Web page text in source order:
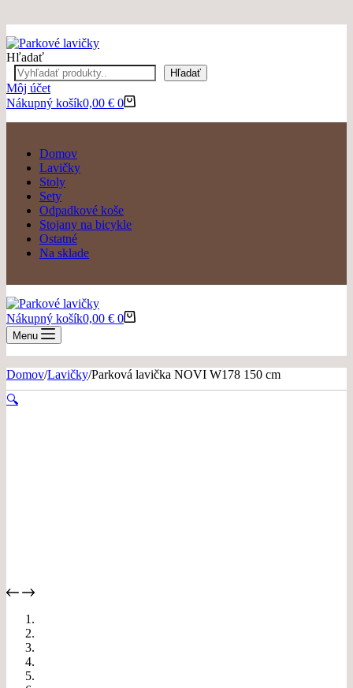
Hľadať
Hľadať
Môj účet
Nákupný košík0,00 € 0
Domov
Lavičky
Stoly
Sety
Odpadkové koše
Stojany na bicykle
Ostatné
Na sklade
Nákupný košík0,00 € 0
Menu
Domov/Lavičky/Parková lavička NOVI W178 150 cm
🔍